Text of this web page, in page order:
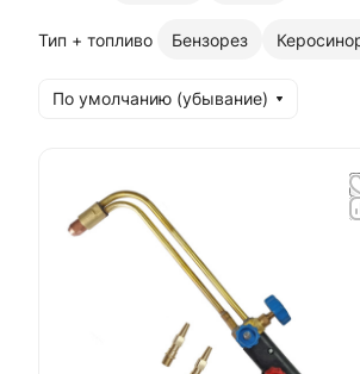
Тип + топливо Бензорез
По умолчанию (убывание)